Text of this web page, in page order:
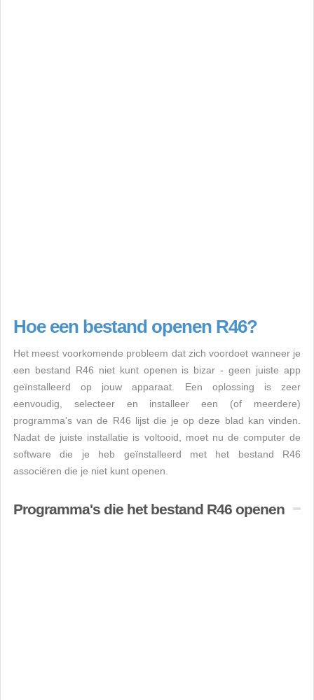
Hoe een bestand openen R46?
Het meest voorkomende probleem dat zich voordoet wanneer je
een bestand R46 niet kunt openen is bizar - geen juiste app
geïnstalleerd op jouw apparaat. Een oplossing is zeer
eenvoudig, selecteer en installeer een (of meerdere)
programma's van de R46 lijst die je op deze blad kan vinden.
Nadat de juiste installatie is voltooid, moet nu de computer de
software die je heb geïnstalleerd met het bestand R46
associëren die je niet kunt openen.
Programma's die het bestand R46 openen